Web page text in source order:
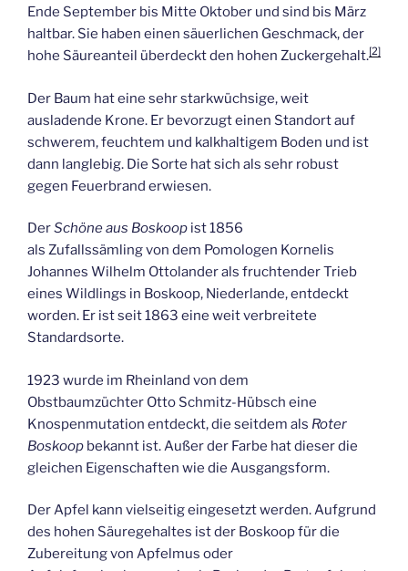
Ende September bis Mitte Oktober und sind bis März
haltbar. Sie haben einen säuerlichen Geschmack, der
hohe Säureanteil überdeckt den hohen Zuckergehalt.[2]
Der Baum hat eine sehr starkwüchsige, weit
ausladende Krone. Er bevorzugt einen Standort auf
schwerem, feuchtem und kalkhaltigem Boden und ist
dann langlebig. Die Sorte hat sich als sehr robust
gegen Feuerbrand erwiesen.
DerSchöne aus Boskoop ist 1856
als Zufallssämling von dem Pomologen Kornelis
Johannes Wilhelm Ottolander als fruchtender Trieb
eines Wildlings in Boskoop, Niederlande, entdeckt
worden. Er ist seit 1863 eine weit verbreitete
Standardsorte.
1923 wurde im Rheinland von dem
Obstbaumzüchter Otto Schmitz-Hübsch eine
Knospenmutation entdeckt, die seitdem als Roter
Boskoop bekannt ist. Außer der Farbe hat dieser die
gleichen Eigenschaften wie die Ausgangsform.
Der Apfel kann vielseitig eingesetzt werden. Aufgrund
des hohen Säuregehaltes ist der Boskoop für die
Zubereitung von Apfelmus oder